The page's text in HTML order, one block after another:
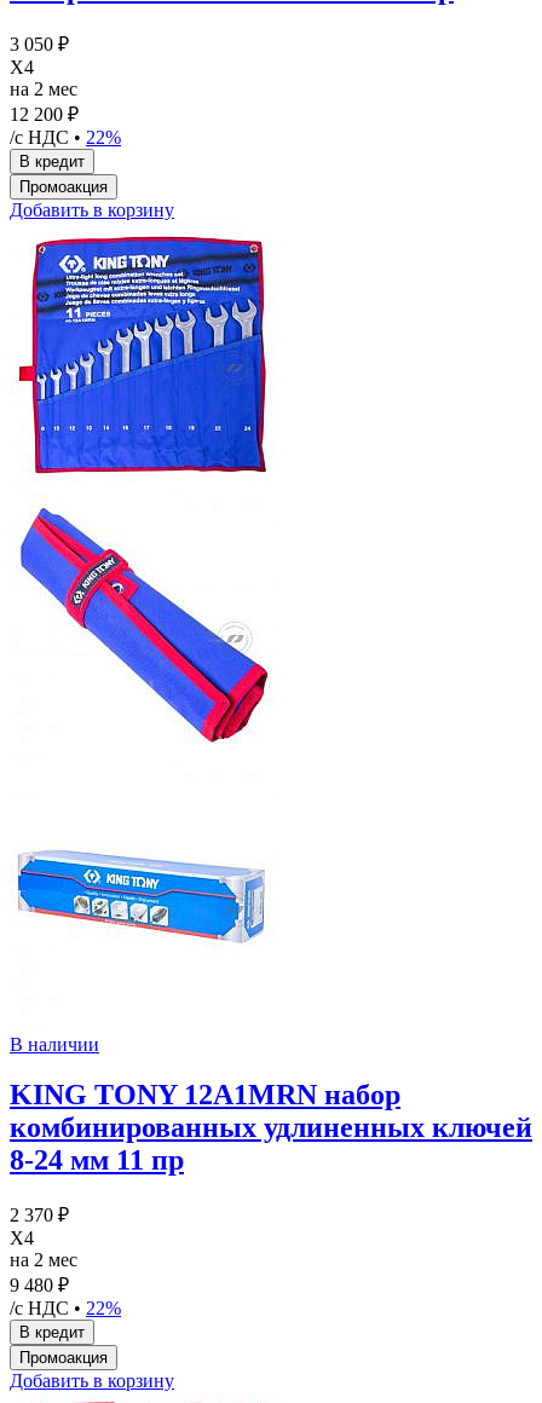
3 050 ₽
X4
на 2 мес
12 200 ₽
/с НДС • 22%
Добавить в корзину
В наличии
KING TONY 12A1MRN набор
комбинированных удлиненных ключей
8-24 мм 11 пр
2 370 ₽
X4
на 2 мес
9 480 ₽
/с НДС • 22%
Добавить в корзину